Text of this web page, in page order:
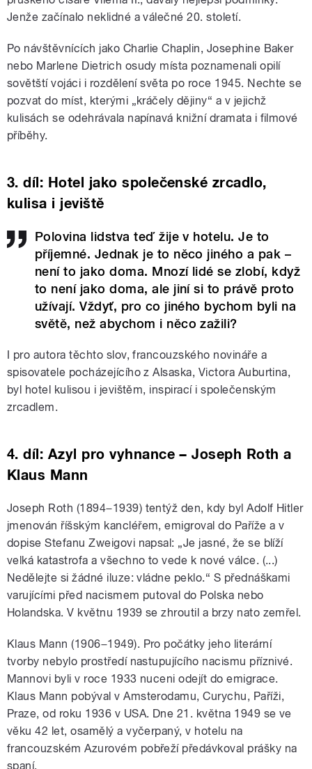
Jenže začínalo neklidné a válečné 20. století.
Po návštěvnících jako Charlie Chaplin, Josephine Baker
nebo Marlene Dietrich osudy místa poznamenali opilí
sovětští vojáci i rozdělení světa po roce 1945. Nechte se
pozvat do míst, kterými „kráčely dějiny“ a v jejichž
kulisách se odehrávala napínavá knižní dramata i filmové
příběhy.
3. díl: Hotel jako společenské zrcadlo,
kulisa i jeviště
Polovina lidstva teď žije v hotelu. Je to
příjemné. Jednak je to něco jiného a pak –
není to jako doma. Mnozí lidé se zlobí, když
to není jako doma, ale jiní si to právě proto
užívají. Vždyť, pro co jiného bychom byli na
světě, než abychom i něco zažili?
I pro autora těchto slov, francouzského novináře a
spisovatele pocházejícího z Alsaska, Victora Auburtina,
byl hotel kulisou i jevištěm, inspirací i společenským
zrcadlem.
4. díl: Azyl pro vyhnance − Joseph Roth a
Klaus Mann
Joseph Roth (1894−1939) tentýž den, kdy byl Adolf Hitler
jmenován říšským kancléřem, emigroval do Paříže a v
dopise Stefanu Zweigovi napsal: „Je jasné, že se blíží
velká katastrofa a všechno to vede k nové válce. (...)
Nedělejte si žádné iluze: vládne peklo.“ S přednáškami
varujícími před nacismem putoval do Polska nebo
Holandska. V květnu 1939 se zhroutil a brzy nato zemřel.
Klaus Mann (1906−1949). Pro počátky jeho literární
tvorby nebylo prostředí nastupujícího nacismu příznivé.
Mannovi byli v roce 1933 nuceni odejít do emigrace.
Klaus Mann pobýval v Amsterodamu, Curychu, Paříži,
Praze, od roku 1936 v USA. Dne 21. května 1949 se ve
věku 42 let, osamělý a vyčerpaný, v hotelu na
francouzském Azurovém pobřeží předávkoval prášky na
spaní.